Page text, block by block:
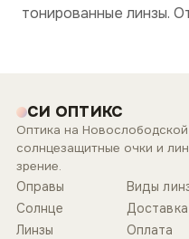
тонированные линзы.
СИ ОПТИКС
Оптика на
солнцезащитные очки и
зрение.
Оправы
Солнце
Линзы
Виды
Доставка
Оплата